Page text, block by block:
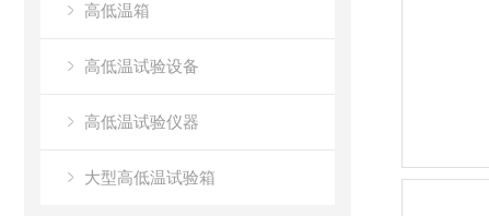
高低温箱
高低温试验设备
高低温试验仪器
大型高低温试验箱